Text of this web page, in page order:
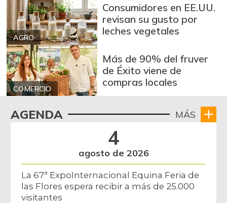
AGRO
Consumidores en EE.UU.
revisan su gusto por
leches vegetales
COMERCIO
Más de 90% del fruver
de Éxito viene de
compras locales
AGENDA MÁS
4
agosto de 2026
La 67ª ExpoInternacional Equina Feria de
las Flores espera recibir a más de 25.000
visitantes